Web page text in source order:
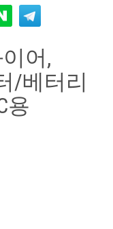
이어,
/베터리
용